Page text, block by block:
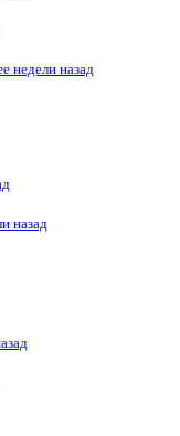
недели назад
назад